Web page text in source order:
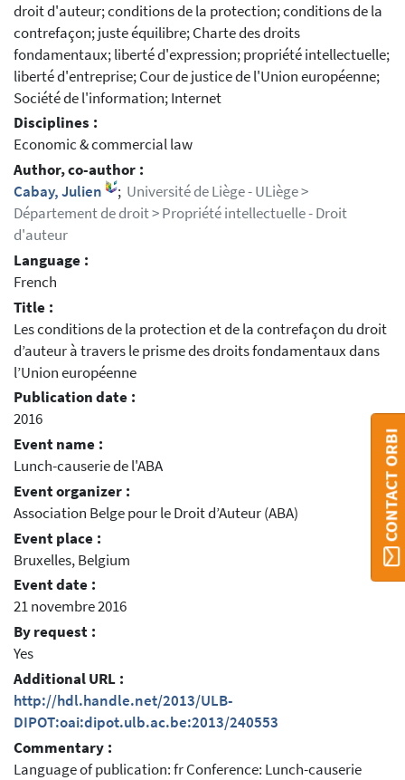
droit d'auteur; conditions de la protection; conditions de la
contrefaçon; juste équilibre; Charte des droits
fondamentaux; liberté d'expression; propriété intellectuelle;
liberté d'entreprise; Cour de justice de l'Union européenne;
Société de l'information; Internet
Disciplines :
Economic & commercial law
Author, co-author :
Cabay, Julien
; Université de Liège - ULiège >
Département de droit > Propriété intellectuelle - Droit
d'auteur
Language :
French
Title :
Les conditions de la protection et de la contrefaçon du droit
d’auteur à travers le prisme des droits fondamentaux dans
l’Union européenne
Publication date :
2016
Event name :
Lunch-causerie de l'ABA
Event organizer :
Association Belge pour le Droit d’Auteur (ABA)
Event place :
Bruxelles, Belgium
Event date :
21 novembre 2016
By request :
Yes
Additional URL :
http://hdl.handle.net/2013/ULB-
DIPOT:oai:dipot.ulb.ac.be:2013/240553
Commentary :
Language of publication: fr Conference: Lunch-causerie
CONTACT ORBI